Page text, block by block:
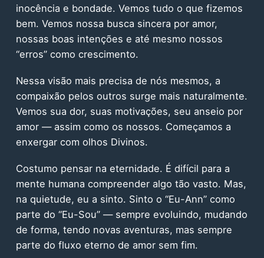
inocência e bondade. Vemos tudo o que fizemos
bem. Vemos nossa busca sincera por amor,
nossas boas intenções e até mesmo nossos
“erros” como crescimento.
Nessa visão mais precisa de nós mesmos, a
compaixão pelos outros surge mais naturalmente.
Vemos sua dor, suas motivações, seu anseio por
amor — assim como os nossos. Começamos a
enxergar com olhos Divinos.
Costumo pensar na eternidade. É difícil para a
mente humana compreender algo tão vasto. Mas,
na quietude, eu a sinto. Sinto o “Eu-Ann” como
parte do “Eu-Sou” — sempre evoluindo, mudando
de forma, tendo novas aventuras, mas sempre
parte do fluxo eterno de amor sem fim.